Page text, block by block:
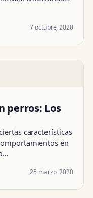
7 octubre, 2020
perros: Los
características
en
25 marzo, 2020